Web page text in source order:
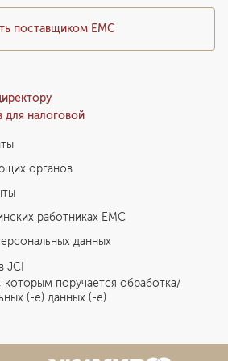
поставщиком ЕМС
для налоговой
органов
работниках EMC
данных
JCI
которым поручается обработка/
(-е) данных (-е)